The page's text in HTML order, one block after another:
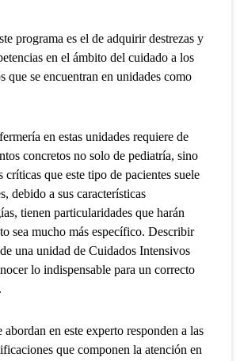
programa es el de adquirir destrezas y
en el ámbito del cuidado a los
que se encuentran en unidades como
en estas unidades requiere de
concretos no solo de pediatría, sino
críticas que este tipo de pacientes suele
debido a sus características
tienen particularidades que harán
sea mucho más específico. Describir
una unidad de Cuidados Intensivos
lo indispensable para un correcto
abordan en este experto responden a las
que componen la atención en